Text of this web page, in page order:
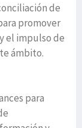
de
promover
el impulso de
ámbito.
para